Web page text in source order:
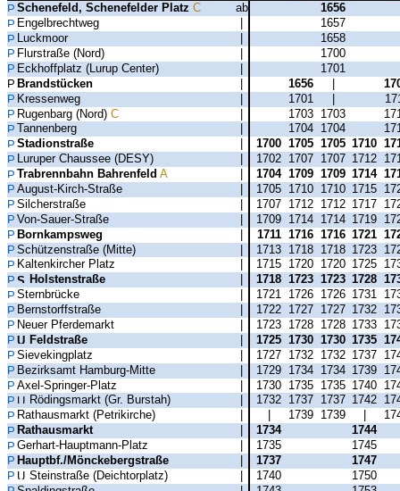
Schenefeld, Schenefelder Platz C ab
1656
Engelbrechtweg
1657
Luckmoor
1658
Flurstraße (Nord)
1700
Eckhoffplatz (Lurup Center)
1701
Brandstücken
| 1656 |
Kressenweg
| 1701 |
Rugenbarg (Nord)C | 1703 1703
Tannenberg
1704 1704
Stadionstraße
1700 1705 1705 1710
Luruper Chaussee (DESY)
1702 1707 1707 1712
Trabrennbahn Bahrenfeld A 1704 1709 1709 1714
August-Kirch-Straße
1705 1710 1710 1715
Silcherstraße
1707 1712 1712 1717
Von-Sauer-Straße
1709 1714 1714 1719
Bornkampsweg
| 1711 1716 1716 1721
Schützenstraße (Mitte)
| 1713 1718 1718 1723
Kaltenkircher Platz
1715 1720 1720 1725
Holstenstraße
1718 1723 1723 1728
Sternbrücke
1721 1726 1726 1731
Bernstorffstraße
1722 1727 1727 1732
Neuer Pferdemarkt
1723 1728 1728 1733
Feldstraße
1725 1730 1730 1735
Sievekingplatz
1727 1732 1732 1737
Bezirksamt Hamburg-Mitte
| 1729 1734 1734 1739
Axel-Springer-Platz
| 1730 1735 1735 1740
Rödingsmarkt (Gr. Burstah)
1732 1737 1737 1742
Rathausmarkt (Petrikirche)
1739 1739
Rathausmarkt
1734
1744
Gerhart-Hauptmann-Platz
1735
1745
Hauptbf./Mönckebergstraße
1737
1747
Steinstraße (Deichtorplatz)
1740
1750